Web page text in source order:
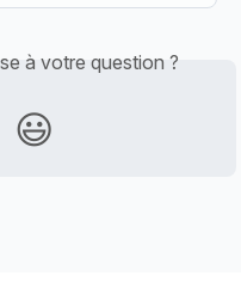
à votre question ?
😃